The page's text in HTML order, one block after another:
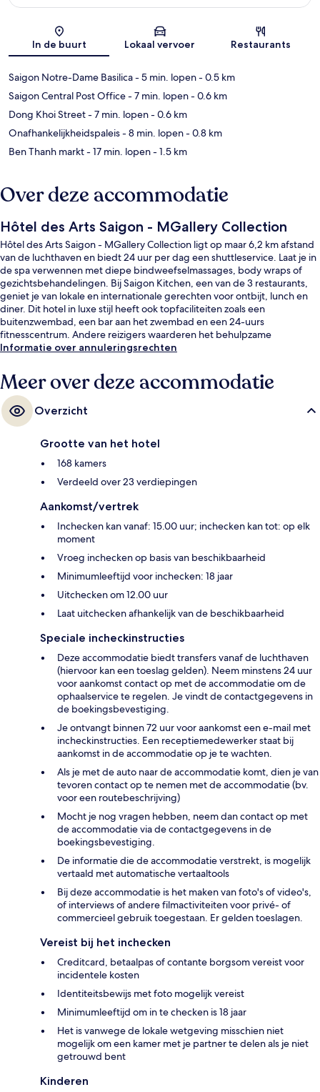
In de buurt Lokaal vervoer Restaurants
Saigon Notre-Dame Basilica- 5 min. lopen- 0.5 km
Saigon Central Post Office- 7 min. lopen- 0.6 km
Dong Khoi Street- 7 min. lopen- 0.6 km
Onafhankelijkheidspaleis- 8 min. lopen- 0.8 km
Ben Thanh markt- 17 min. lopen- 1.5 km
Over deze accommodatie
Hôtel des Arts Saigon - MGallery Collection
Hôtel des Arts Saigon - MGallery Collection ligt op maar 6,2 km afstand
van de luchthaven en biedt 24 uur per dag een shuttleservice. Laat je in
de spa verwennen met diepe bindweefselmassages, body wraps of
gezichtsbehandelingen. Bij Saigon Kitchen, een van de 3 restaurants,
geniet je van lokale en internationale gerechten voor ontbijt, lunch en
diner. Dit hotel in luxe stijl heeft ook topfaciliteiten zoals een
buitenzwembad, een bar aan het zwembad en een 24-uurs
fitnesscentrum. Andere reizigers waarderen het behulpzame
personeel. Het openbaar vervoer vind je vlakbij: het is maar 14 lopen
Informatie over annuleringsrechten
Meer over deze accommodatie
Overzicht
Grootte van het hotel
168 kamers
Verdeeld over 23 verdiepingen
Aankomst/vertrek
Inchecken kan vanaf: 15.00 uur; inchecken kan tot: op elk
moment
Vroeg inchecken op basis van beschikbaarheid
Minimumleeftijd voor inchecken: 18 jaar
Uitchecken om 12.00 uur
Laat uitchecken afhankelijk van de beschikbaarheid
Speciale incheckinstructies
Deze accommodatie biedt transfers vanaf de luchthaven
(hiervoor kan een toeslag gelden). Neem minstens 24 uur
voor aankomst contact op met de accommodatie om de
ophaalservice te regelen. Je vindt de contactgegevens in
de boekingsbevestiging.
Je ontvangt binnen 72 uur voor aankomst een e-mail met
incheckinstructies. Een receptiemedewerker staat bij
aankomst in de accommodatie op je te wachten.
Als je met de auto naar de accommodatie komt, dien je van
tevoren contact op te nemen met de accommodatie (bv.
voor een routebeschrijving)
Mocht je nog vragen hebben, neem dan contact op met
de accommodatie via de contactgegevens in de
boekingsbevestiging.
De informatie die de accommodatie verstrekt, is mogelijk
vertaald met automatische vertaaltools
Bij deze accommodatie is het maken van foto's of video's,
of interviews of andere filmactiviteiten voor privé- of
commercieel gebruik toegestaan. Er gelden toeslagen.
Vereist bij het inchecken
Creditcard, betaalpas of contante borgsom vereist voor
incidentele kosten
Identiteitsbewijs met foto mogelijk vereist
Minimumleeftijd om in te checken is 18 jaar
Het is vanwege de lokale wetgeving misschien niet
mogelijk om een kamer met je partner te delen als je niet
getrouwd bent
Kinderen